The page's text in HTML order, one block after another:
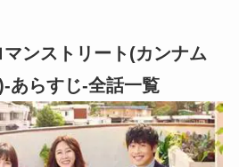
ンストリート(カンナム
あらすじ-全話一覧